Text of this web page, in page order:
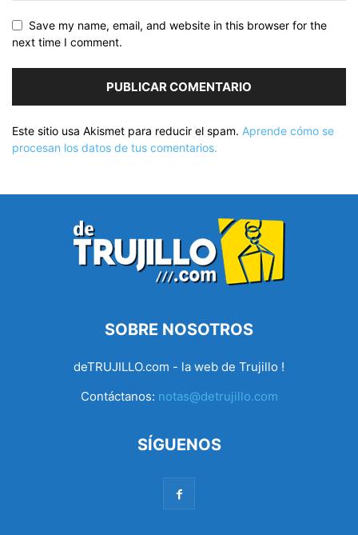
Save my name, email, and website in this browser for the
next time I comment.
Este sitio usa Akismet para reducir el spam. Aprende cómo se
procesan los datos de tus comentarios.
SOBRE NOSOTROS
deTRUJILLO.com - la web de Trujillo !
Contáctanos: notas@detrujillo.com
SÍGUENOS